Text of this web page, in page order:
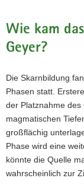
die
Teufe
zwischen
146
Metern
beispielhaft
dargestellt.
Während
in
der
hyperspektralen
Bildgebung
Lagerstättenmodell
Erkundungsfeldes
Ausgeblendet
sind
alle
Gesteinseinheiten
außer
dem
Granit,
welcher
das
Wie kam
Geyer?
Die Skarnbildung
Phasen statt.
der Platznahme
magmatischen
großflächig
Phase wird eine
könnte die Quelle
wahrscheinlich zur